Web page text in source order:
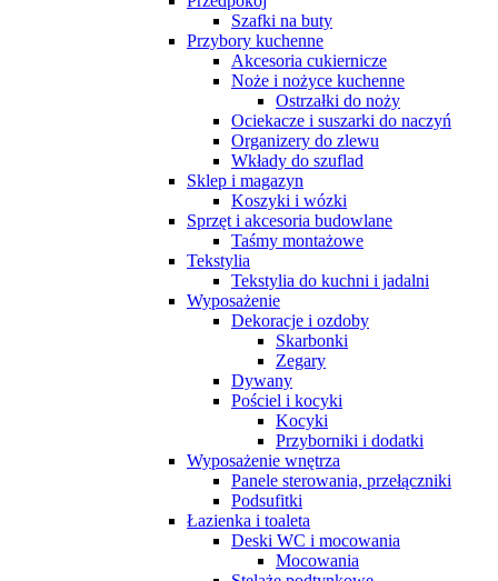
Szafki na buty
Przybory kuchenne
Akcesoria cukiernicze
Noże i nożyce kuchenne
Ostrzałki do noży
Ociekacze i suszarki do naczyń
Organizery do zlewu
Wkłady do szuflad
Sklep i magazyn
Koszyki i wózki
Sprzęt i akcesoria budowlane
Taśmy montażowe
Tekstylia
Tekstylia do kuchni i jadalni
Wyposażenie
Dekoracje i ozdoby
Skarbonki
Zegary
Dywany
Pościel i kocyki
Kocyki
Przyborniki i dodatki
Wyposażenie wnętrza
Panele sterowania, przełączniki
Podsufitki
Łazienka i toaleta
Deski WC i mocowania
Mocowania